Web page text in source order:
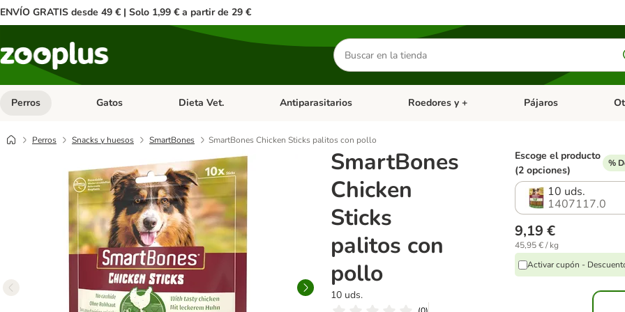
ENVÍO GRATIS desde 49 € | Solo 1,99 € a partir de 29 €
Buscar
productos
Perros Menú de categoria abierto: Perros
Gatos Menú de categoria abierto: Gatos
Dieta Vet. Menú de categoria abierto: Dieta Vet.
Antiparasitarios Menú de categoria abierto: Antiparasitarios
Roedores y + Menú de categoria
Pájaros
Perros Snacks y huesos SmartBones SmartBones Chicken Sticks palitos con pollo
SmartBones
Chicken
Sticks
palitos con
pollo
10 uds.
Escoge el producto
(2 opciones)
%
10 uds.
1407117.0
9,19 €
45,95 € / kg
Activar cupón -